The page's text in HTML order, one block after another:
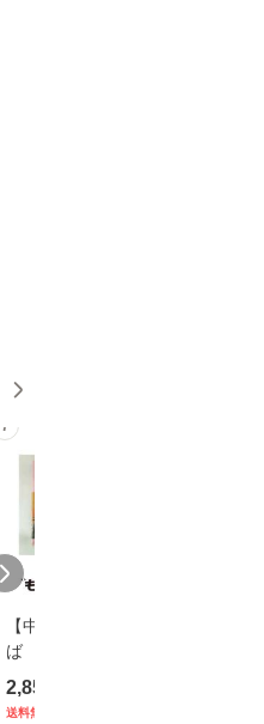
7
【中古】 耳をすませ
ば 〈2枚組〉 [DVD] /
ブエナ・ビスタ・ホー
ム・エンターテイメン
2,852
送料無料